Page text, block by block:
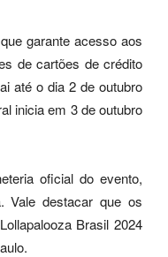
garante acesso aos
de cartões de crédito
até o dia 2 de outubro
inicia em 3 de outubro
oficial do evento,
Vale destacar que os
Brasil 2024